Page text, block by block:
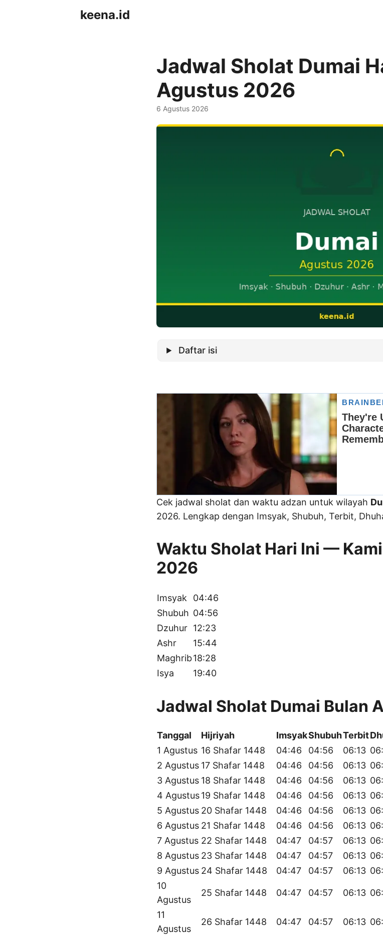
keena.id
Jadwal Sholat Dumai
Agustus 2026
6 Agustus 2026
Daftar isi
Cek jadwal sholat dan waktu adzan untuk wilayah
2026. Lengkap dengan Imsyak, Shubuh, Terbit,
Waktu Sholat Hari Ini —
2026
Imsyak
04:46
Shubuh 04:56
Dzuhur 12:23
Ashr
15:44
Maghrib18:28
Isya
19:40
Jadwal Sholat Dumai Bulan
Tanggal Hijriyah ImsyakShubuhTerbit
1 Agustus 16 Shafar 1448 04:46 04:56 06:13
2 Agustus 17 Shafar 1448 04:46 04:56 06:13
3 Agustus 18 Shafar 1448 04:46 04:56 06:13
4 Agustus19 Shafar 1448 04:46 04:56 06:13
5 Agustus 20 Shafar 1448 04:46 04:56 06:13
6 Agustus 21 Shafar 1448 04:46 04:56 06:13
7 Agustus 22 Shafar 1448 04:47 04:57 06:13
8 Agustus 23 Shafar 1448 04:47 04:57 06:13
9 Agustus 24 Shafar 1448 04:47 04:57 06:13
10
Agustus
25 Shafar 1448 04:47 04:57 06:13
11
Agustus
26 Shafar 1448 04:47 04:57 06:13